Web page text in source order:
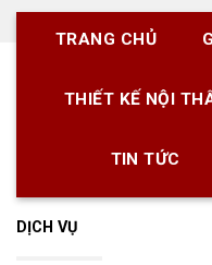
TRANG CHỦ
THIẾT KẾ NỘI
TIN TỨC
DỊCH VỤ